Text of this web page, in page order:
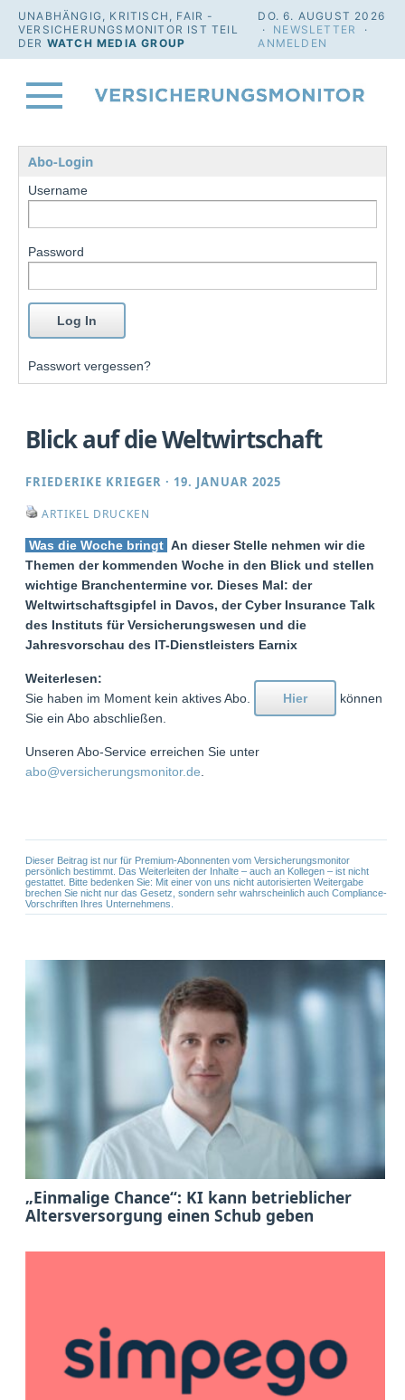
UNABHÄNGIG, KRITISCH, FAIR -
VERSICHERUNGSMONITOR IST TEIL
DER WATCH MEDIA GROUP
DO. 6. AUGUST 2026
· NEWSLETTER
·
ANMELDEN
Abo-Login
Username
Password
Passwort vergessen?
Blick auf die Weltwirtschaft
FRIEDERIKE KRIEGER · 19. JANUAR 2025
ARTIKEL DRUCKEN
Was die Woche bringt An dieser Stelle nehmen wir die
Themen der kommenden Woche in den Blick und stellen
wichtige Branchentermine vor. Dieses Mal: der
Weltwirtschaftsgipfel in Davos, der Cyber Insurance Talk
des Instituts für Versicherungswesen und die
Jahresvorschau des IT-Dienstleisters Earnix
Weiterlesen:
Sie haben im Moment kein aktives Abo.
Hier
können
Sie ein Abo abschließen.
Unseren Abo-Service erreichen Sie unter
abo@versicherungsmonitor.de
Dieser Beitrag ist nur für Premium-Abonnenten vom Versicherungsmonitor
persönlich bestimmt. Das Weiterleiten der Inhalte – auch an Kollegen – ist nicht
gestattet. Bitte bedenken Sie: Mit einer von uns nicht autorisierten Weitergabe
brechen Sie nicht nur das Gesetz, sondern sehr wahrscheinlich auch Compliance-
Vorschriften Ihres Unternehmens.
„Einmalige Chance“: KI kann betrieblicher
Altersversorgung einen Schub geben